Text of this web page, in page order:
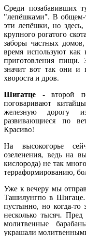
Среди позабавивших
"лепёшками". В общем-
эти лепёшки, но
крупного рогатого
заборы частных
время используют как
приготовления пищи.
значит вот так они и
хвороста и дров.
Шигатце - второй
поговаривают
железную дорогу
развивающиеся по
Красиво!
На высокогорье
озеленения, ведь на
кислорода) не так
терраформированию,
Уже к вечеру мы
Ташилунгпо в
пустынно, но когда-
несколько тысяч.
молитвенные
украшали